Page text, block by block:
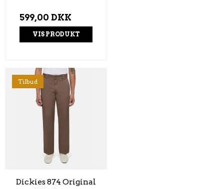
599,00 DKK
VIS PRODUKT
Tilbud
Dickies 874 Original